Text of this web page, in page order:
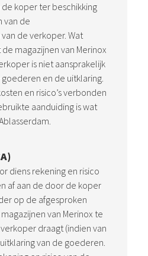
koper ter beschikking
van de
de verkoper. Wat
magazijnen van Merinox
is niet aansprakelijk
en de uitklaring.
en risico’s verbonden
aanduiding is wat
diens rekening en risico
af aan de door de koper
op de afgesproken
van Merinox te
draagt (indien van
van de goederen.